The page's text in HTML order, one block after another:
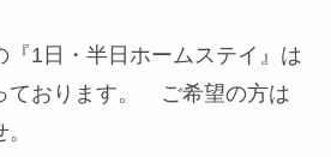
1日・半日ホームステイ』は
ております。 ご希望の方は